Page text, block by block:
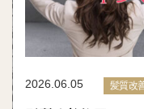
2026.06.05 髪質改